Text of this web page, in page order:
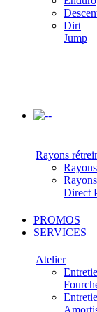
Dirt
Jump
-
Rayons
Direct
PROMOS
SERVICES
Atelier